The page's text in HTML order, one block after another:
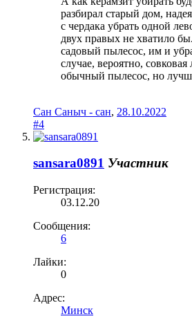
разбирал старый дом,
с чердака убрать одной
двух правых не хватило
садовый пылесос, им и
случае, вероятно, совковая
обычный пылесос, но
Сан Саныч - сан, 28.10.2022
#4
sansara0891 Участник
Регистрация:
03.12.20
Сообщения:
6
Лайки:
0
Адрес:
Минск